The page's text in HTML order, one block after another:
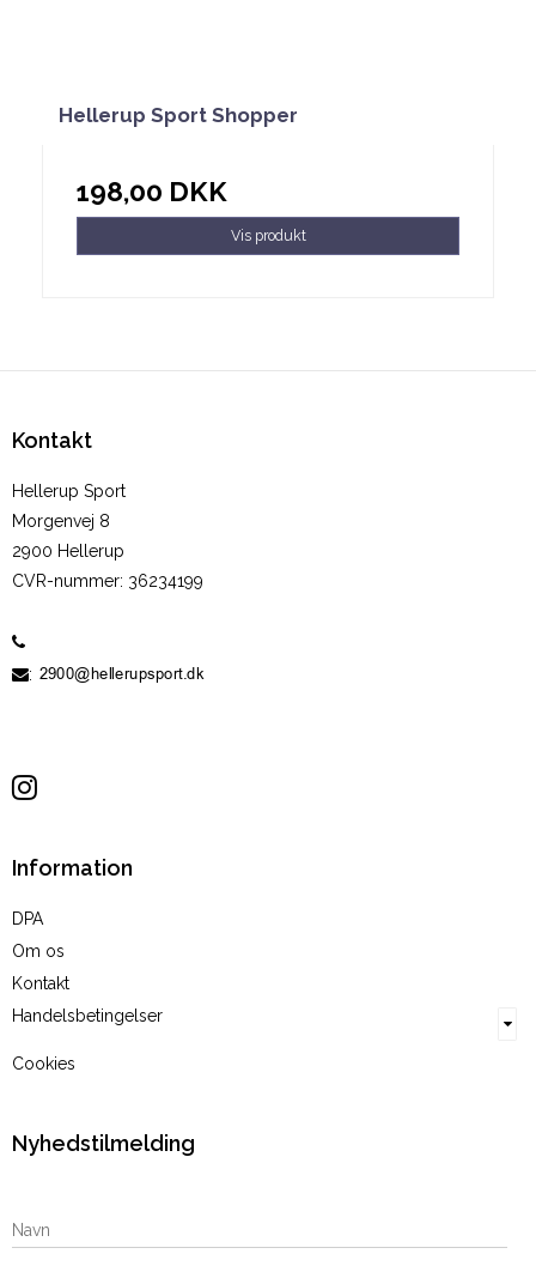
Hellerup Sport Shopper
198,00 DKK
Vis produkt
Kontakt
Hellerup Sport
Morgenvej 8
2900 Hellerup
CVR-nummer: 36234199
:
Information
DPA
Om os
Kontakt
Handelsbetingelser
Cookies
Nyhedstilmelding